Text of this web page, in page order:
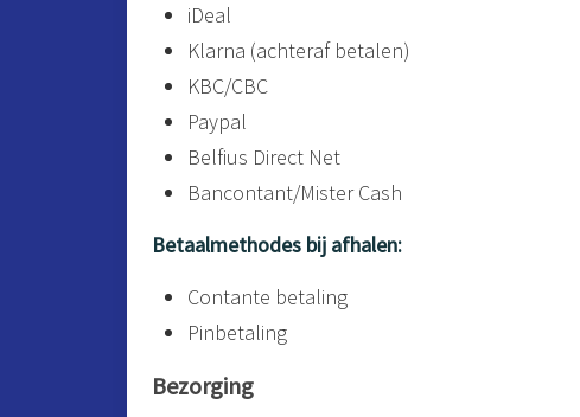
iDeal
Klarna (achteraf betalen)
KBC/CBC
Paypal
Belfius Direct Net
Bancontant/Mister Cash
Betaalmethodes bij afhalen:
Contante betaling
Pinbetaling
Bezorging